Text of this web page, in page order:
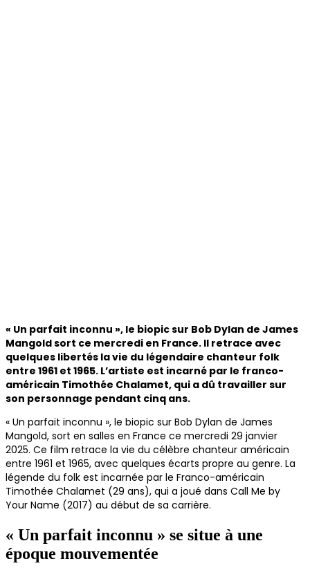
« Un parfait inconnu », le biopic sur Bob Dylan de James
Mangold sort ce mercredi en France. Il retrace avec
quelques libertés la vie du légendaire chanteur folk
entre 1961 et 1965. L’artiste est incarné par le franco-
américain Timothée Chalamet, qui a dû travailler sur
son personnage pendant cinq ans.
« Un parfait inconnu », le biopic sur Bob Dylan de James
Mangold, sort en salles en France ce mercredi 29 janvier
2025. Ce film retrace la vie du célèbre chanteur américain
entre 1961 et 1965, avec quelques écarts propre au genre. La
légende du folk est incarnée par le Franco-américain
Timothée Chalamet (29 ans), qui a joué dans Call Me by
Your Name (2017) au début de sa carrière.
« Un parfait inconnu » se situe à une
époque mouvementée